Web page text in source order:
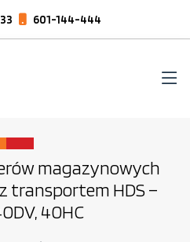
601-144-444
magazynowych
transportem HDS –
40HC